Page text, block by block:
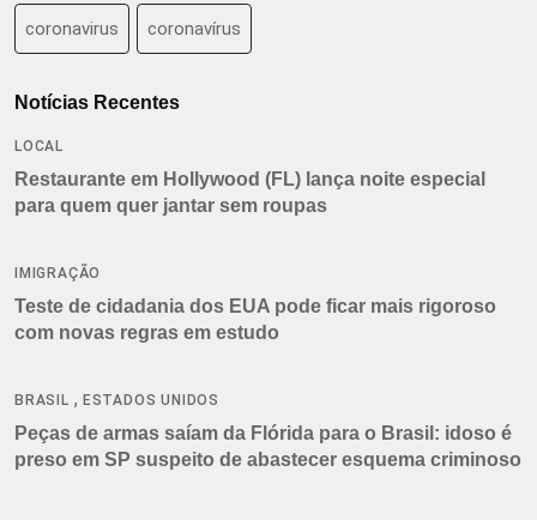
coronavirus coronavírus
Notícias Recentes
LOCAL
Restaurante em Hollywood (FL) lança noite especial
para quem quer jantar sem roupas
IMIGRAÇÃO
Teste de cidadania dos EUA pode ficar mais rigoroso
com novas regras em estudo
BRASIL , ESTADOS UNIDOS
Peças de armas saíam da Flórida para o Brasil: idoso é
preso em SP suspeito de abastecer esquema criminoso